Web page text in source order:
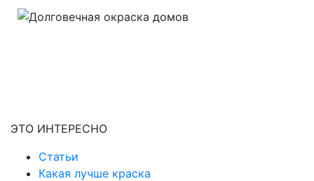
ЭТО ИНТЕРЕСНО
Статьи
Какая лучше краска